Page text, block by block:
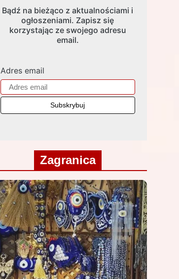
Bądź na bieżąco z aktualnościami i
ogłoszeniami. Zapisz się
korzystając ze swojego adresu
email.
Adres email
Zagranica